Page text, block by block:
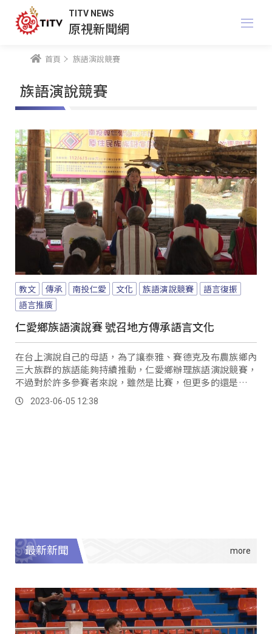
TITV NEWS
原視新聞網
首頁 族語演說競賽
族語演說競賽
教文 傳承 南投仁愛 文化 族語演說競賽
語言復振
語言推廣
仁愛鄉族語演說賽 號召地方傳承語言文化
在台上演說自己的母語，為了讓泰雅、賽德克及布農族鄉內
三大族群的族語能夠持續推動，仁愛鄉辦理族語演說競賽，
不過對於許多參賽者來說，雖然是比賽，但更多的還是希望
透過這個舞台，檢視自己的族語能力，同時也喚起更多人重
視族語傳承的重要性。
2023-06-05 12:38
最新新聞